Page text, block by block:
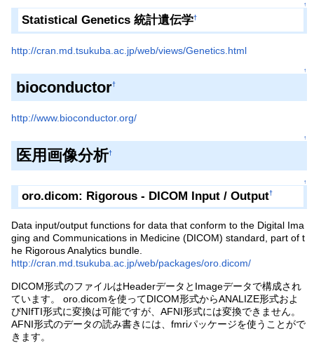
↑
Statistical Genetics 統計遺伝学†
http://cran.md.tsukuba.ac.jp/web/views/Genetics.html
↑
bioconductor†
http://www.bioconductor.org/
↑
医用画像分析†
↑
oro.dicom: Rigorous - DICOM Input / Output†
Data input/output functions for data that conform to the Digital Ima
ging and Communications in Medicine (DICOM) standard, part of t
he Rigorous Analytics bundle.
http://cran.md.tsukuba.ac.jp/web/packages/oro.dicom/
DICOM形式のファイルはHeaderデータとImageデータで構成され
ています。 oro.dicomを使ってDICOM形式からANALIZE形式およ
びNIfTI形式に変換は可能ですが、AFNI形式には変換できません。
AFNI形式のデータの読み書きには、fmriパッケージを使うことがで
きます。